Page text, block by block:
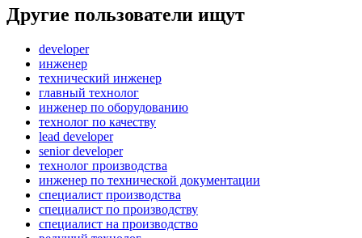
Другие пользователи ищут
developer
инженер
технический инженер
главный технолог
инженер по оборудованию
технолог по качеству
lead developer
senior developer
технолог производства
инженер по технической документации
специалист производства
специалист по производству
специалист на производство